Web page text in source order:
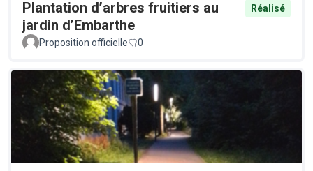
Plantation d’arbres fruitiers au
jardin d’Embarthe
Réalisé
Proposition officielle 0